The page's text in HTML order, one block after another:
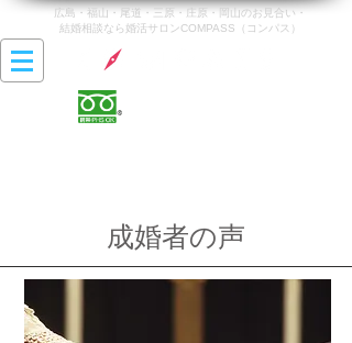
広島・福山・尾道・三原・庄原・岡山のお見合い・
結婚相談なら婚活サロンCOMPASS（コンパス）
成婚者の声